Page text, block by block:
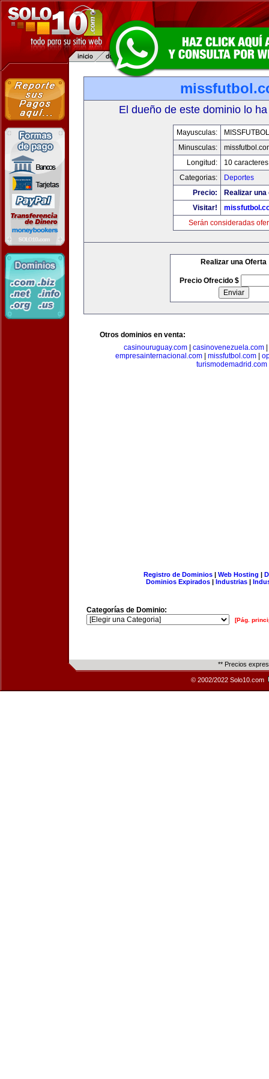
El dueño de este dominio lo
Mayusculas:
Minusculas:
Longitud:
10 caracteres
Categorias:
Deportes
Precio:
Realizar
Visitar!
Serán consideradas
Realizar una Oferta
Precio Ofrecido $
Otros dominios en venta:
casinouruguay.com| casinovenezuela.com|
empresainternacional.com| missfutbol.com|
turismodemadrid.com
Registro de Dominios| Web Hosting |
Dominios Expirados | Industrias |
Categorías de Dominio:
[Pág.
** Precios
© 2002/2022 Solo10.com